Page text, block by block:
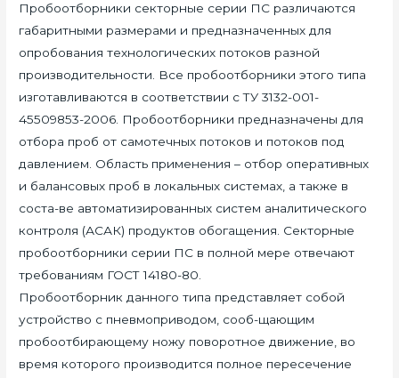
Пробоотборники секторные серии ПС различаются
габаритными размерами и предназначенных для
опробования технологических потоков разной
производительности. Все пробоотборники этого типа
изготавливаются в соответствии с ТУ 3132-001-
45509853-2006. Пробоотборники предназначены для
отбора проб от самотечных потоков и потоков под
давлением. Область применения – отбор оперативных
и балансовых проб в локальных системах, а также в
соста-ве автоматизированных систем аналитического
контроля (АСАК) продуктов обогащения. Секторные
пробоотборники серии ПС в полной мере отвечают
требованиям ГОСТ 14180-80.
Пробоотборник данного типа представляет собой
устройство с пневмоприводом, сооб-щающим
пробоотбирающему ножу поворотное движение, во
время которого производится полное пересечение